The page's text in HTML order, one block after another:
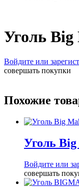
Уголь Big
Войдите или
совершать покупки
Похожие
Уголь
Войдите или
совершать